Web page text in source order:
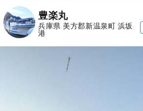
豊楽丸
兵庫県 美方郡新温泉町 浜坂
港